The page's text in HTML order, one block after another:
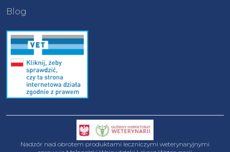
Blog
Nadzór nad obrotem produktami leczniczymi weterynaryjnymi